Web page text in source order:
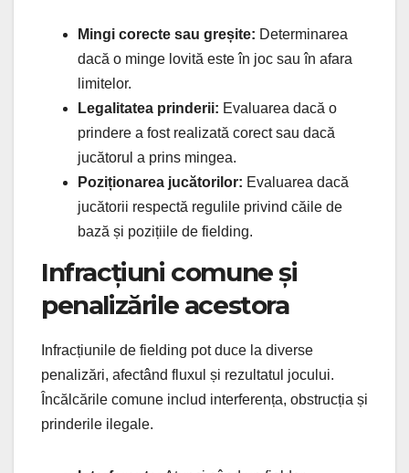
Mingi corecte sau greșite: Determinarea
dacă o minge lovită este în joc sau în afara
limitelor.
Legalitatea prinderii: Evaluarea dacă o
prindere a fost realizată corect sau dacă
jucătorul a prins mingea.
Poziționarea jucătorilor: Evaluarea dacă
jucătorii respectă regulile privind căile de
bază și pozițiile de fielding.
Infracțiuni comune și
penalizările acestora
Infracțiunile de fielding pot duce la diverse
penalizări, afectând fluxul și rezultatul jocului.
Încălcările comune includ interferența, obstrucția și
prinderile ilegale.